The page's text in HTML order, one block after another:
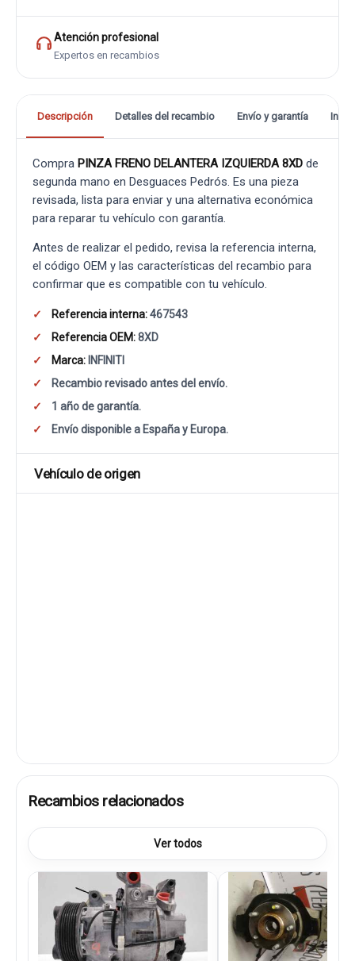
Atención profesional
Expertos en recambios
Descripción Detalles del recambio Envío y garantía
Compra PINZA FRENO DELANTERA IZQUIERDA 8XD de
segunda mano en Desguaces Pedrós. Es una pieza
revisada, lista para enviar y una alternativa económica
para reparar tu vehículo con garantía.
Antes de realizar el pedido, revisa la referencia interna,
el código OEM y las características del recambio para
confirmar que es compatible con tu vehículo.
Referencia interna:467543
Referencia OEM:8XD
Marca: INFINITI
Recambio revisado antes del envío.
1 año de garantía.
Envío disponible a España y Europa.
Vehículo de origen
Recambios relacionados
Ver todos